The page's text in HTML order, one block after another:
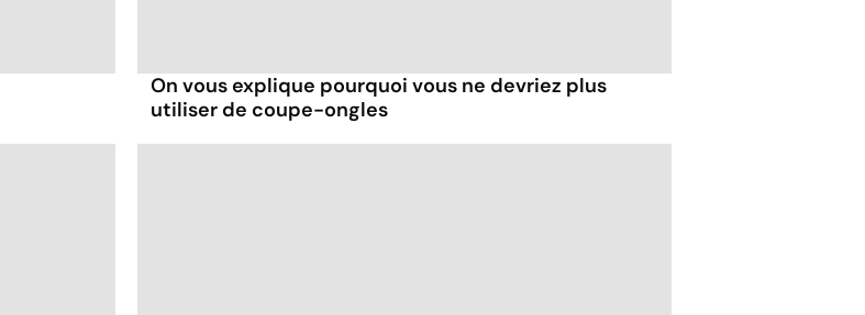
On vous explique pourquoi vous ne devriez plus
utiliser de coupe-ongles